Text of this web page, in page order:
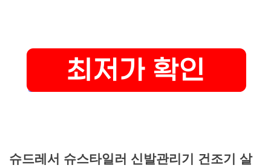
슈드레서 슈스타일러 신발관리기 건조기 살